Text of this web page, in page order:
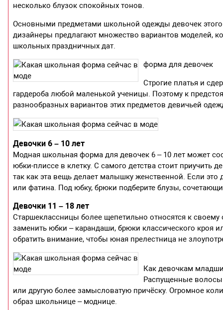
несколько блузок спокойных тонов.
Основными предметами школьной одежды девочек
дизайнеры предлагают множество вариантов моделей,
школьных праздничных дат.
форма для девочек
Строгие платья и
гардероба любой маленькой ученицы. Поэтому к
разнообразных вариантов этих предметов девичьей
Девочки 6 – 10 лет
Модная школьная форма для девочек 6 – 10 лет может
юбки-плиссе в клетку. С самого детства стоит
так как эта вещь делает малышку женственной. Если
или фатина. Под юбку, брюки подберите блузы,
Девочки 11 – 18 лет
Старшеклассницы более щепетильно относятся к своему
заменить юбки – карандаши, брюки классического кроя
обратить внимание, чтобы юная прелестница не
Как девочкам
Распущенные волосы
или другую более замысловатую причёску. Огромное
образ школьнице – моднице.